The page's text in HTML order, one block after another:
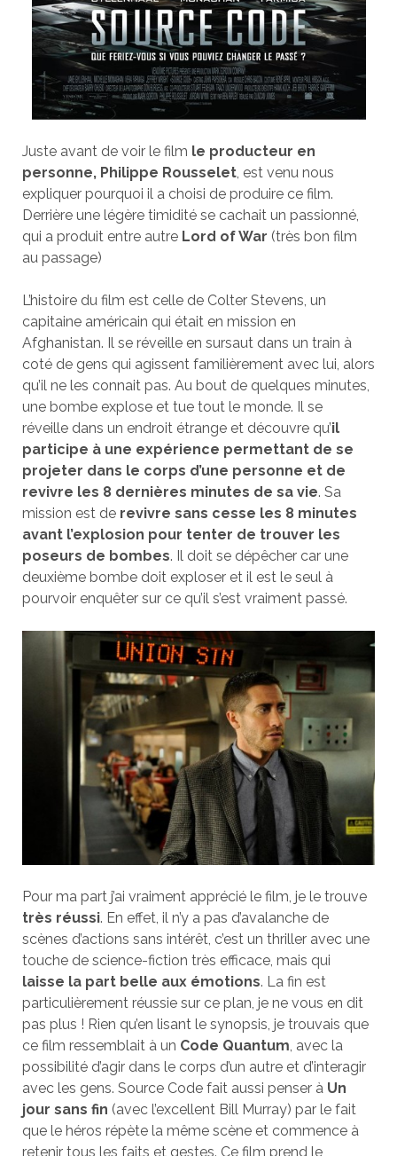
Juste avant de voir le film le producteur en
personne, Philippe Rousselet, est venu nous
expliquer pourquoi il a choisi de produire ce film.
Derrière une légère timidité se cachait un passionné,
qui a produit entre autre Lord of War (très bon film
au passage)
L’histoire du film est celle de Colter Stevens, un
capitaine américain qui était en mission en
Afghanistan. Il se réveille en sursaut dans un train à
coté de gens qui agissent familièrement avec lui, alors
qu’il ne les connait pas. Au bout de quelques minutes,
une bombe explose et tue tout le monde. Il se
réveille dans un endroit étrange et découvre qu’il
participe à une expérience permettant de se
projeter dans le corps d’une personne et de
revivre les 8 dernières minutes de sa vie. Sa
mission est de revivre sans cesse les 8 minutes
avant l’explosion pour tenter de trouver les
poseurs de bombes. Il doit se dépêcher car une
deuxième bombe doit exploser et il est le seul à
pourvoir enquêter sur ce qu’il s’est vraiment passé.
Pour ma part j’ai vraiment apprécié le film, je le trouve
très réussi. En effet, il n’y a pas d’avalanche de
scènes d’actions sans intérêt, c’est un thriller avec une
touche de science-fiction très efficace, mais qui
laisse la part belle aux émotions. La fin est
particulièrement réussie sur ce plan, je ne vous en dit
pas plus ! Rien qu’en lisant le synopsis, je trouvais que
ce film ressemblait à un Code Quantum, avec la
possibilité d’agir dans le corps d’un autre et d’interagir
avec les gens. Source Code fait aussi penser à Un
jour sans fin (avec l’excellent Bill Murray) par le fait
que le héros répète la même scène et commence à
retenir tous les faits et gestes. Ce film prend le